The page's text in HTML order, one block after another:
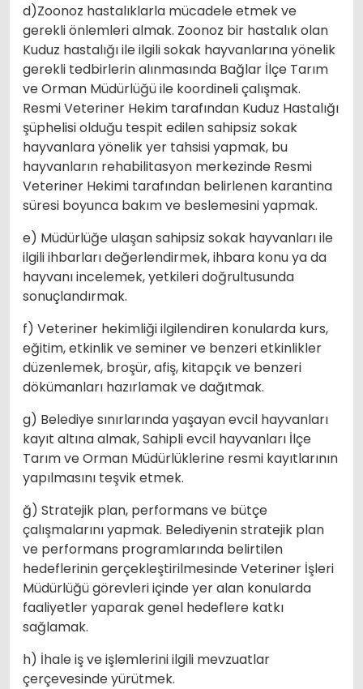
d)Zoonoz hastalıklarla mücadele etmek ve
gerekli önlemleri almak. Zoonoz bir hastalık olan
Kuduz hastalığı ile ilgili sokak hayvanlarına yönelik
gerekli tedbirlerin alınmasında Bağlar İlçe Tarım
ve Orman Müdürlüğü ile koordineli çalışmak.
Resmi Veteriner Hekim tarafından Kuduz Hastalığı
şüphelisi olduğu tespit edilen sahipsiz sokak
hayvanlara yönelik yer tahsisi yapmak, bu
hayvanların rehabilitasyon merkezinde Resmi
Veteriner Hekimi tarafından belirlenen karantina
süresi boyunca bakım ve beslemesini yapmak.
e) Müdürlüğe ulaşan sahipsiz sokak hayvanları ile
ilgili ihbarları değerlendirmek, ihbara konu ya da
hayvanı incelemek, yetkileri doğrultusunda
sonuçlandırmak.
f) Veteriner hekimliği ilgilendiren konularda kurs,
eğitim, etkinlik ve seminer ve benzeri etkinlikler
düzenlemek, broşür, afiş, kitapçık ve benzeri
dökümanları hazırlamak ve dağıtmak.
g) Belediye sınırlarında yaşayan evcil hayvanları
kayıt altına almak, Sahipli evcil hayvanları İlçe
Tarım ve Orman Müdürlüklerine resmi kayıtlarının
yapılmasını teşvik etmek.
ğ) Stratejik plan, performans ve bütçe
çalışmalarını yapmak. Belediyenin stratejik plan
ve performans programlarında belirtilen
hedeflerinin gerçekleştirilmesinde Veteriner İşleri
Müdürlüğü görevleri içinde yer alan konularda
faaliyetler yaparak genel hedeflere katkı
sağlamak.
h) İhale iş ve işlemlerini ilgili mevzuatlar
çerçevesinde yürütmek.